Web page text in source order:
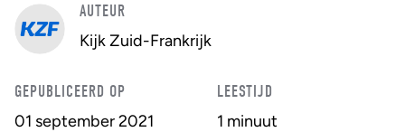
AUTEUR
Kijk Zuid-Frankrijk
GEPUBLICEERD OP
01 september 2021
LEESTIJD
1 minuut